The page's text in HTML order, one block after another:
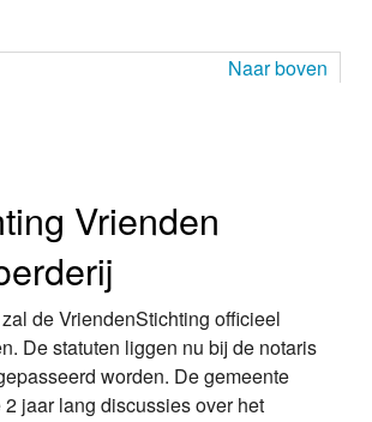
Naar boven
Vrienden
de VriendenStichting officieel
De statuten liggen nu bij de notaris
worden. De gemeente
jaar lang discussies over het